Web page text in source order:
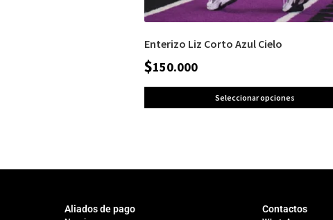
Enterizo Liz Corto Azul Cielo
$150.000
Seleccionar opciones
Aliados de pago Contactos